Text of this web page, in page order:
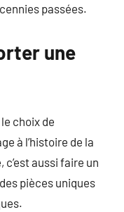
passées.
une
choix de
à l’histoire de la
aussi faire un
pièces uniques